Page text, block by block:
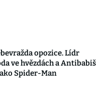
opozice. Lídr
ve hvězdách a Antibabiš
Spider-Man